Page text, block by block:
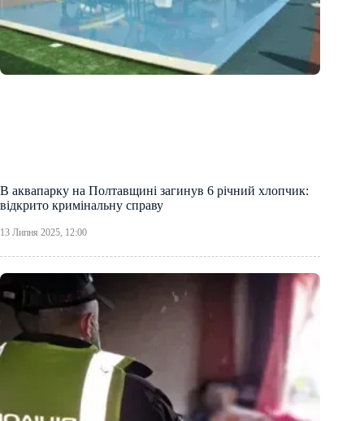
В аквапарку на Полтавщині загинув 6 річний хлопчик:
відкрито кримінальну справу
13 Липня 2025, 12:00